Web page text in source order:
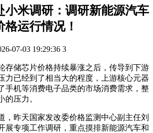
小米调研：调研新能源汽车
运行情况！
07-03 19:29:36 3
存储芯片价格持续暴涨之后，传导到下游
力已经到了相当大的程度，上游核心元器
手机等消费电子品类的市场消费需求，整
的压力。
，昨天国家发改委价格监测中心副主任刘
展专项工作调研，重点摸排新能源汽车和